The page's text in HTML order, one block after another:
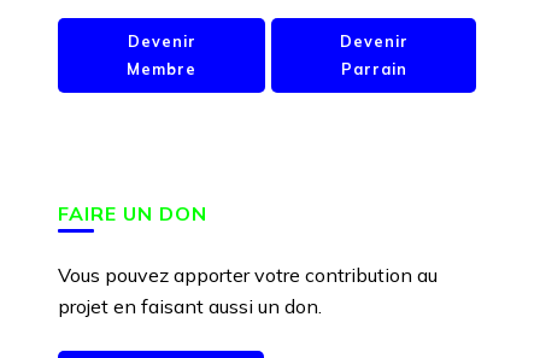
Devenir
Membre
Devenir
Parrain
FAIRE UN DON
Vous pouvez apporter votre contribution au
projet en faisant aussi un don.